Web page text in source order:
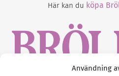
Användning
Här kan du köpa